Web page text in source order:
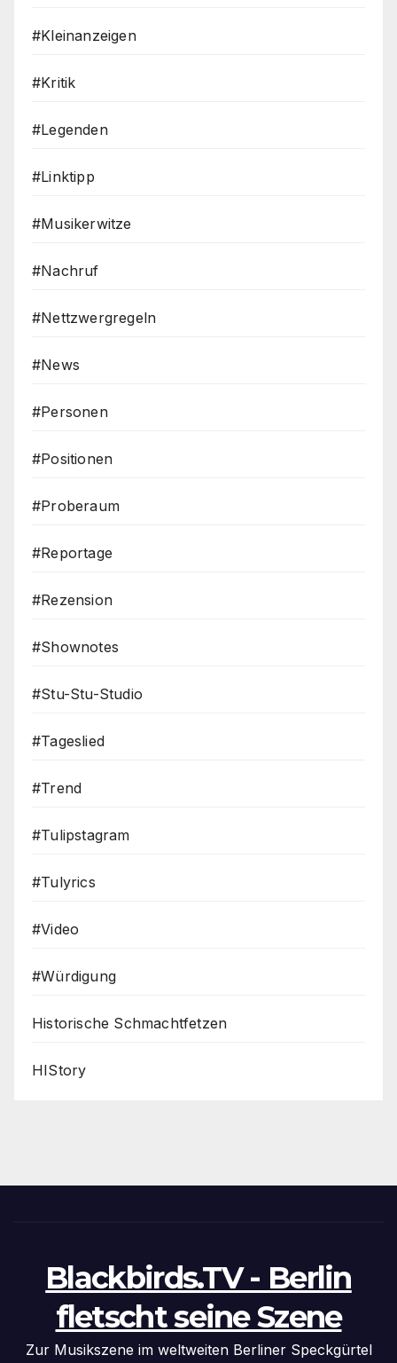
#Kleinanzeigen
#Kritik
#Legenden
#Linktipp
#Musikerwitze
#Nachruf
#Nettzwergregeln
#News
#Personen
#Positionen
#Proberaum
#Reportage
#Rezension
#Shownotes
#Stu-Stu-Studio
#Tageslied
#Trend
#Tulipstagram
#Tulyrics
#Video
#Würdigung
Historische Schmachtfetzen
HIStory
Blackbirds.TV - Berlin
fletscht seine Szene
Zur Musikszene im weltweiten Berliner Speckgürtel